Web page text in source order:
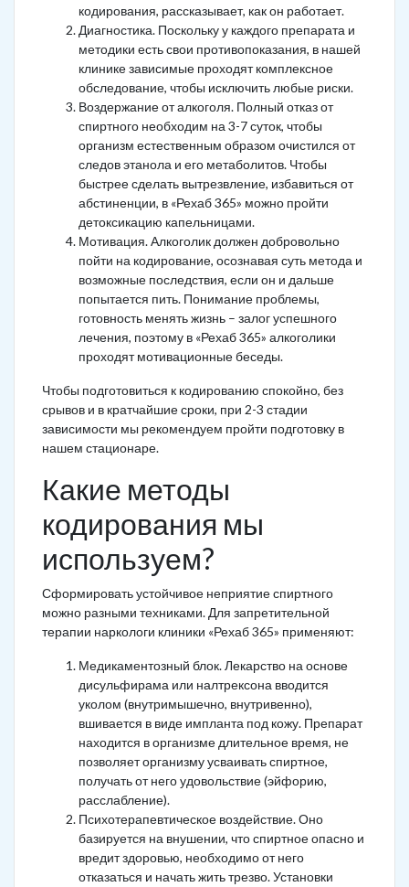
кодирования, рассказывает, как он работает.
Диагностика. Поскольку у каждого препарата и
методики есть свои противопоказания, в нашей
клинике зависимые проходят комплексное
обследование, чтобы исключить любые риски.
Воздержание от алкоголя. Полный отказ от
спиртного необходим на 3-7 суток, чтобы
организм естественным образом очистился от
следов этанола и его метаболитов. Чтобы
быстрее сделать вытрезвление, избавиться от
абстиненции, в «Рехаб 365» можно пройти
детоксикацию капельницами.
Мотивация. Алкоголик должен добровольно
пойти на кодирование, осознавая суть метода и
возможные последствия, если он и дальше
попытается пить. Понимание проблемы,
готовность менять жизнь – залог успешного
лечения, поэтому в «Рехаб 365» алкоголики
проходят мотивационные беседы.
Чтобы подготовиться к кодированию спокойно, без
срывов и в кратчайшие сроки, при 2-3 стадии
зависимости мы рекомендуем пройти подготовку в
нашем стационаре.
Какие методы
кодирования мы
используем?
Сформировать устойчивое неприятие спиртного
можно разными техниками. Для запретительной
терапии наркологи клиники «Рехаб 365» применяют:
Медикаментозный блок. Лекарство на основе
дисульфирама или налтрексона вводится
уколом (внутримышечно, внутривенно),
вшивается в виде импланта под кожу. Препарат
находится в организме длительное время, не
позволяет организму усваивать спиртное,
получать от него удовольствие (эйфорию,
расслабление).
Психотерапевтическое воздействие. Оно
базируется на внушении, что спиртное опасно и
вредит здоровью, необходимо от него
отказаться и начать жить трезво. Установки